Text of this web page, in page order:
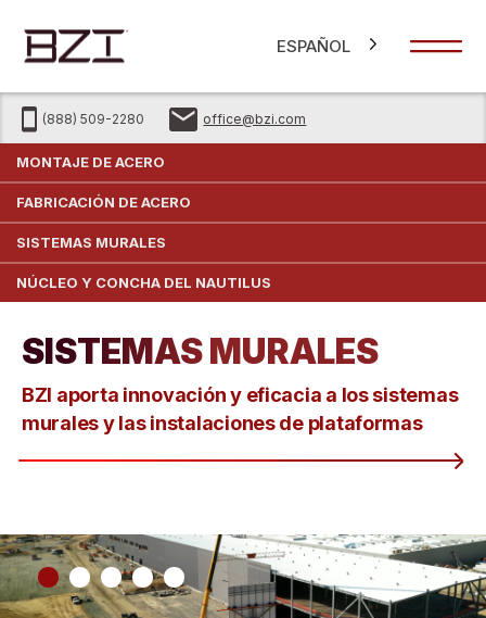
ESPAÑOL
(888) 509-2280 office@bzi.com
MONTAJE DE ACERO
FABRICACIÓN DE ACERO
SISTEMAS MURALES
NÚCLEO Y CONCHA DEL NAUTILUS
SISTEMAS MURALES
BZI aporta innovación y eficacia a los sistemas
murales y las instalaciones de plataformas